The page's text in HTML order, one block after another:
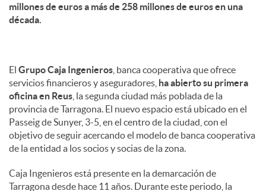
millones de euros a más de 258 millones de euros en una
década.
El Grupo Caja Ingenieros , banca cooperativa que ofrece
servicios financieros y aseguradores, ha abierto su primera
oficina en Reus , la segunda ciudad más poblada de la
provincia de Tarragona. El nuevo espacio está ubicado en el
Passeig de Sunyer, 3-5, en el centro de la ciudad, con el
objetivo de seguir acercando el modelo de banca cooperativa
de la entidad a los socios y socias de la zona.
Caja Ingenieros está presente en la demarcación de
Tarragona desde hace 11 años. Durante este periodo, la